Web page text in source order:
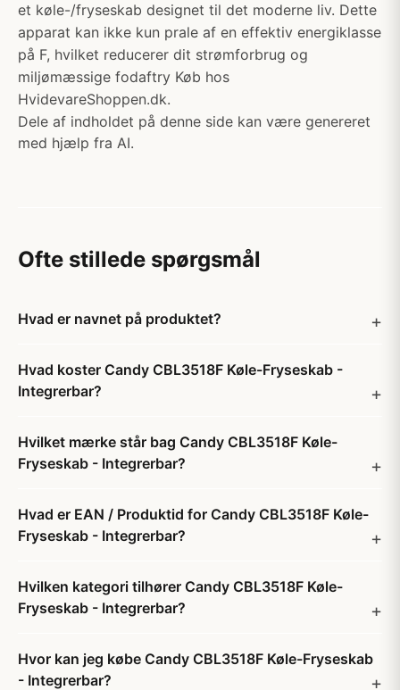
et køle-/fryseskab designet til det moderne liv. Dette
apparat kan ikke kun prale af en effektiv energiklasse
på F, hvilket reducerer dit strømforbrug og
miljømæssige fodaftry Køb hos
HvidevareShoppen.dk.
Dele af indholdet på denne side kan være genereret
med hjælp fra AI.
Ofte stillede spørgsmål
Hvad er navnet på produktet?
Hvad koster Candy CBL3518F Køle-Fryseskab -
Integrerbar?
Hvilket mærke står bag Candy CBL3518F Køle-
Fryseskab - Integrerbar?
Hvad er EAN / Produktid for Candy CBL3518F Køle-
Fryseskab - Integrerbar?
Hvilken kategori tilhører Candy CBL3518F Køle-
Fryseskab - Integrerbar?
Hvor kan jeg købe Candy CBL3518F Køle-Fryseskab
- Integrerbar?